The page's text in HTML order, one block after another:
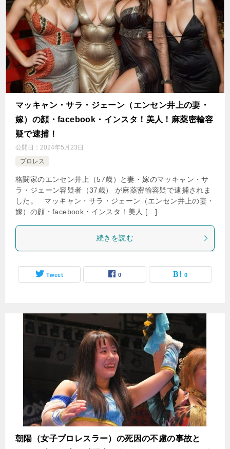
マッキャン・サラ・ジェーン（エンセン井上の妻・
嫁）の顔・facebook・インスタ！美人！麻薬密輸容
疑で逮捕！
公開日： 2024年5月23日
プロレス
格闘家のエンセン井上（57歳）と妻・嫁のマッキャン・サ
ラ・ジェーン容疑者（37歳） が麻薬密輸容疑で逮捕されま
した。 マッキャン・サラ・ジェーン（エンセン井上の妻・
嫁）の顔・facebook・インスタ！美人 […]
続きを読む
Tweet 0 0
朝陽（女子プロレスラー）の死因の不慮の事故と